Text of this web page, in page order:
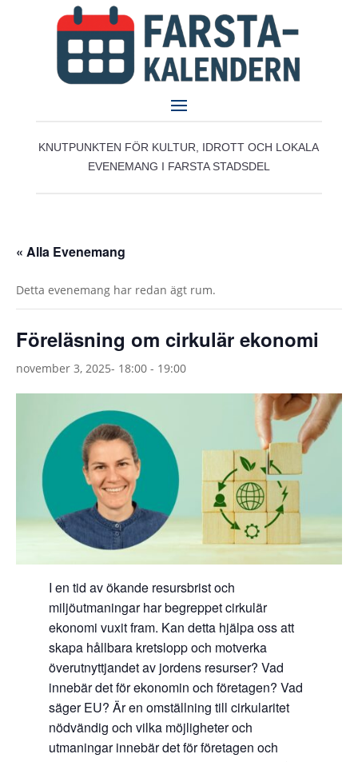
KNUTPUNKTEN FÖR KULTUR, IDROTT OCH LOKALA
EVENEMANG I FARSTA STADSDEL
« Alla Evenemang
Detta evenemang har redan ägt rum.
Föreläsning om cirkulär ekonomi
november 3, 2025- 18:00 - 19:00
I en tid av ökande resursbrist och
miljöutmaningar har begreppet cirkulär
ekonomi vuxit fram. Kan detta hjälpa oss att
skapa hållbara kretslopp och motverka
överutnyttjandet av jordens resurser? Vad
innebär det för ekonomin och företagen? Vad
säger EU? Är en omställning till cirkularitet
nödvändig och vilka möjligheter och
utmaningar innebär det för företagen och